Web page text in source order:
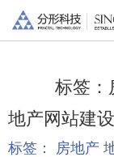
标签：
地产网站建
标签： 房地产